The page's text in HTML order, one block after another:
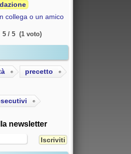
collega o un amico
5 / 5 (1 voto)
precetto
newsletter